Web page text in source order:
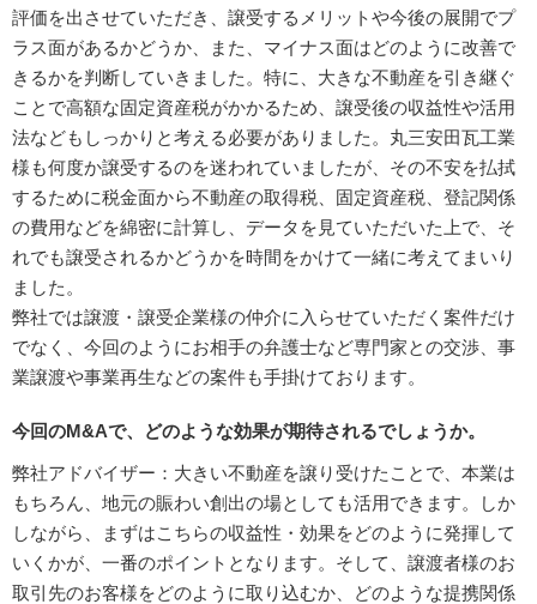
評価を出させていただき、譲受するメリットや今後の展開でプ
ラス面があるかどうか、また、マイナス面はどのように改善で
きるかを判断していきました。特に、大きな不動産を引き継ぐ
ことで高額な固定資産税がかかるため、譲受後の収益性や活用
法などもしっかりと考える必要がありました。丸三安田瓦工業
様も何度か譲受するのを迷われていましたが、その不安を払拭
するために税金面から不動産の取得税、固定資産税、登記関係
の費用などを綿密に計算し、データを見ていただいた上で、そ
れでも譲受されるかどうかを時間をかけて一緒に考えてまいり
ました。
弊社では譲渡・譲受企業様の仲介に入らせていただく案件だけ
でなく、今回のようにお相手の弁護士など専門家との交渉、事
業譲渡や事業再生などの案件も手掛けております。
今回のM&Aで、どのような効果が期待されるでしょうか。
弊社アドバイザー：大きい不動産を譲り受けたことで、本業は
もちろん、地元の賑わい創出の場としても活用できます。しか
しながら、まずはこちらの収益性・効果をどのように発揮して
いくかが、一番のポイントとなります。そして、譲渡者様のお
取引先のお客様をどのように取り込むか、どのような提携関係